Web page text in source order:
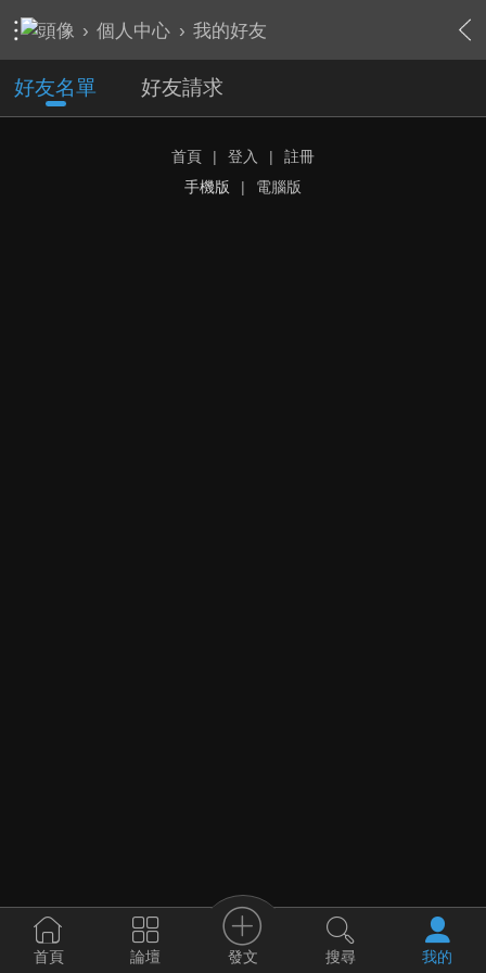
› 個人中心 › 我的好友
好友名單 好友請求
首頁 | 登入 |
註冊
手機版
| 電腦版
首頁 論壇 發文 搜尋 我的